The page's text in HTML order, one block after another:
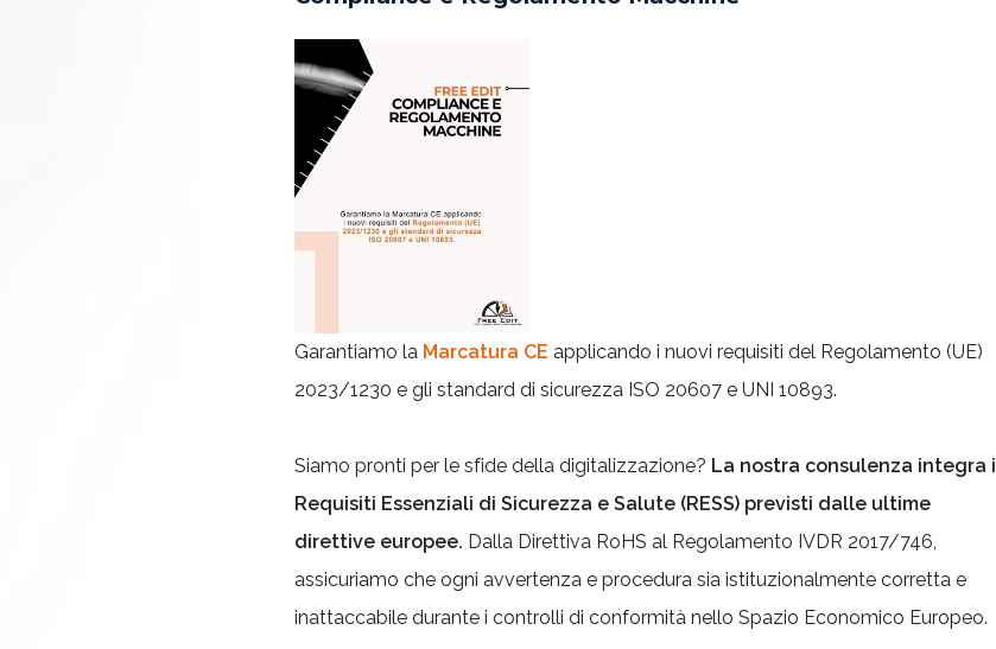
Garantiamo la Marcatura CE applicando i nuovi requisiti del Regolamento (UE)
2023/1230 e gli standard di sicurezza ISO 20607 e UNI 10893.
Siamo pronti per le sfide della digitalizzazione? La nostra consulenza integra i
Requisiti Essenziali di Sicurezza e Salute (RESS) previsti dalle ultime
direttive europee. Dalla Direttiva RoHS al Regolamento IVDR 2017/746,
assicuriamo che ogni avvertenza e procedura sia istituzionalmente corretta e
inattaccabile durante i controlli di conformità nello Spazio Economico Europeo.